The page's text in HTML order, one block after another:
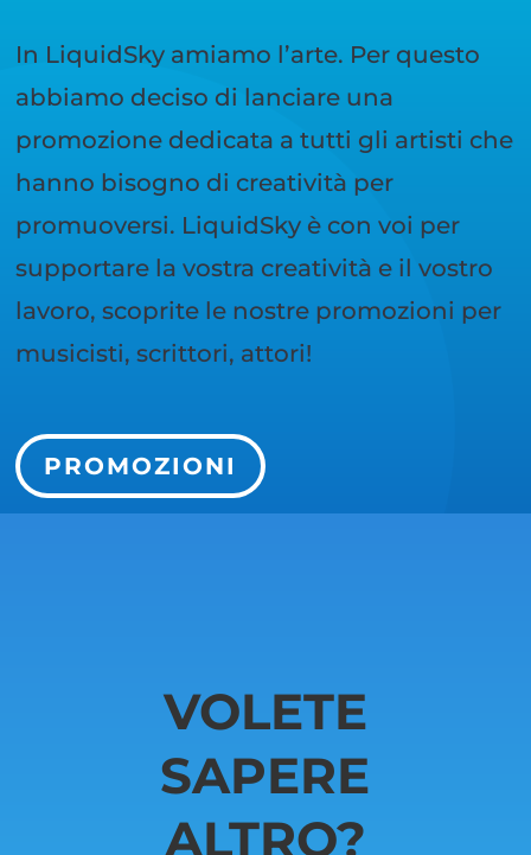
In LiquidSky amiamo l’arte. Per questo
abbiamo deciso di lanciare una
promozione dedicata a tutti gli artisti che
hanno bisogno di creatività per
promuoversi. LiquidSky è con voi per
supportare la vostra creatività e il vostro
lavoro, scoprite le nostre promozioni per
musicisti, scrittori, attori!
PROMOZIONI
VOLETE
SAPERE
ALTRO?